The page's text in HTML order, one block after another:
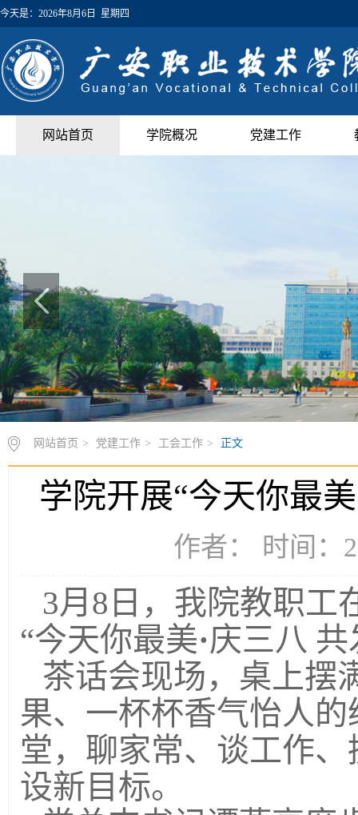
今天是： 2026年8月6日 星期四
网站首页 学院概况 党建工作
网站首页 > 党建工作 > 工会工作 > 正文
学院开展“今天你最
作者： 时间：
3月8日，我院教职工
“今天你最美·庆三八
茶话会现场，桌上摆
果、一杯杯香气怡人
堂，聊家常、谈工作
设新目标。